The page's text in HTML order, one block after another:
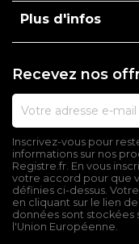
Plus d'infos
Recevez nos
Inscrivez-vous pour
informations sur nos
Registre.fr. En vous
votre accord pour que
définies ci-dessus.
en cliquant sur le lien
données sont stockées
l'Union Européenne.